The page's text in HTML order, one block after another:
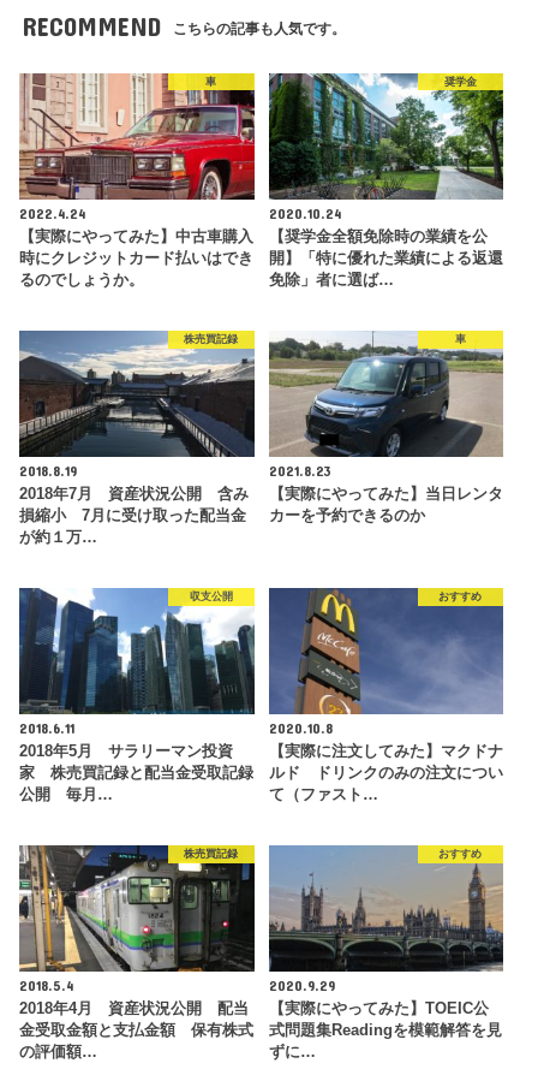
RECOMMEND こちらの記事も人気です。
車
2022.4.24
【実際にやってみた】中古車購入
時にクレジットカード払いはでき
るのでしょうか。
奨学金
2020.10.24
【奨学金全額免除時の業績を公
開】「特に優れた業績による返還
免除」者に選ば…
株売買記録
2018.8.19
2018年7月 資産状況公開 含み
損縮小 7月に受け取った配当金
が約１万…
車
2021.8.23
【実際にやってみた】当日レンタ
カーを予約できるのか
収支公開
2018.6.11
2018年5月 サラリーマン投資
家 株売買記録と配当金受取記録
公開 毎月…
おすすめ
2020.10.8
【実際に注文してみた】マクドナ
ルド ドリンクのみの注文につい
て（ファスト…
株売買記録
2018.5.4
2018年4月 資産状況公開 配当
金受取金額と支払金額 保有株式
の評価額…
おすすめ
2020.9.29
【実際にやってみた】TOEIC公
式問題集Readingを模範解答を見
ずに…